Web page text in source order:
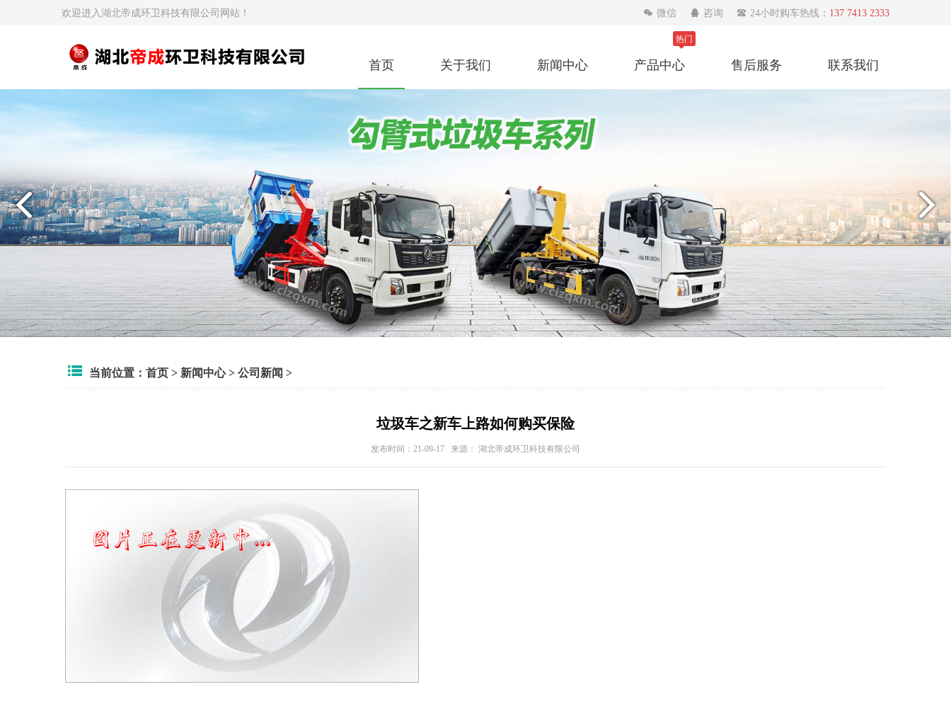
欢迎进入湖北帝成环卫科技有限公司网站！  微信  咨询  24小时购车热线： 137 7413 2333
首页 关于我们 新闻中心
热门
产品中心 售后服务 联系我们
当前位置： 首页 > 新闻中心> 公司新闻 >
垃圾车之新车上路如何购买保险
发布时间：21-09-17 来源： 湖北帝成环卫科技有限公司